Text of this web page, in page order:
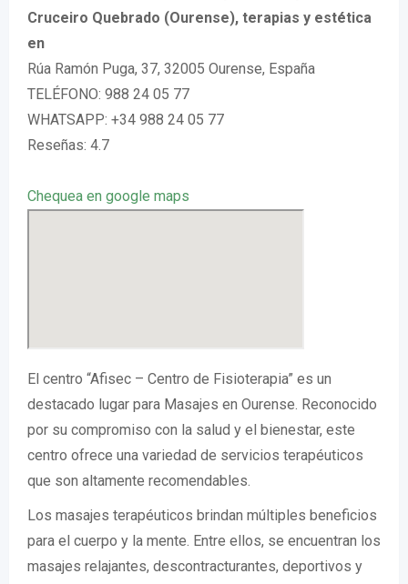
Cruceiro Quebrado (Ourense), terapias y estética
en
Rúa Ramón Puga, 37, 32005 Ourense, España
TELÉFONO: 988 24 05 77
WHATSAPP: +34 988 24 05 77
Reseñas: 4.7
Chequea en google maps
El centro “Afisec – Centro de Fisioterapia” es un
destacado lugar para Masajes en Ourense. Reconocido
por su compromiso con la salud y el bienestar, este
centro ofrece una variedad de servicios terapéuticos
que son altamente recomendables.
Los masajes terapéuticos brindan múltiples beneficios
para el cuerpo y la mente. Entre ellos, se encuentran los
masajes relajantes, descontracturantes, deportivos y